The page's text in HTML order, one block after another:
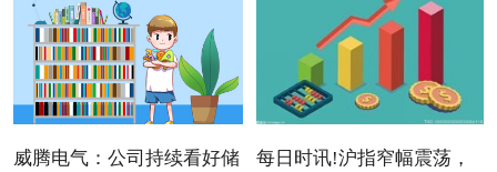
威腾电气：公司持续看好储
每日时讯!沪指窄幅震荡，